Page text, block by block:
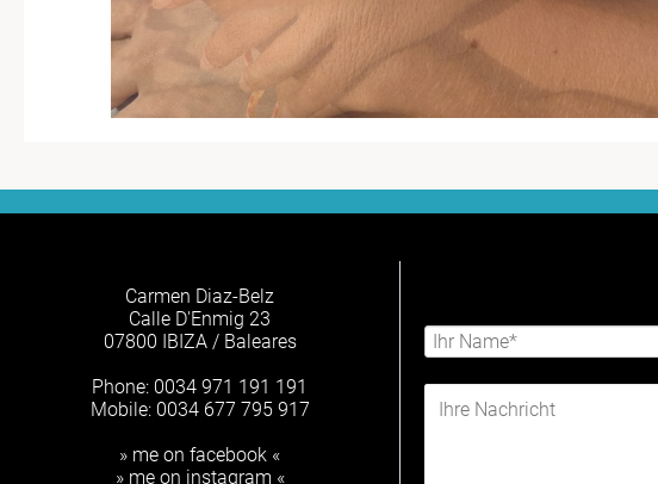
Carmen Diaz-Belz
Calle D'Enmig 23
07800 IBIZA / Baleares
Phone: 0034 971 191 191
Mobile: 0034 677 795 917
» me on facebook «
» me on instagram «